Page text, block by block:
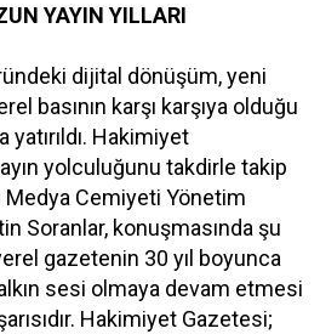
YAYIN YILLARI
dijital dönüşüm, yeni
basının karşı karşıya olduğu
Hakimiyet
yolculuğunu takdirle takip
Cemiyeti Yönetim
Soranlar, konuşmasında şu
gazetenin 30 yıl boyunca
sesi olmaya devam etmesi
Hakimiyet Gazetesi;